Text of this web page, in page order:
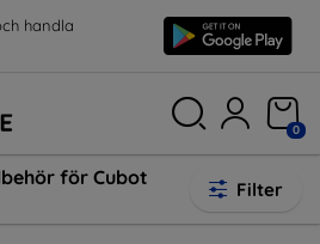
handla
0
för Cubot
Filter